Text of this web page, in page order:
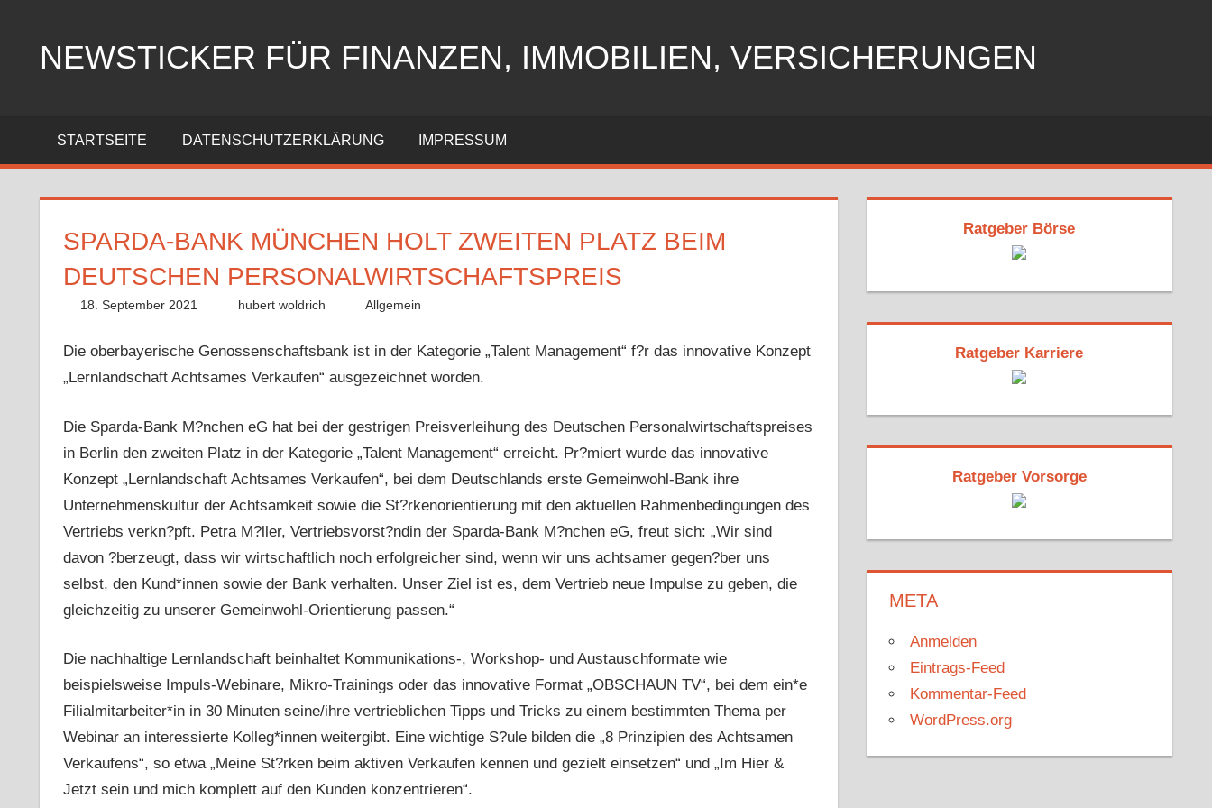
springenNEWSTICKER FÜR FINANZEN, IMMOBILIEN, VERSICHERUNGEN
STARTSEITE DATENSCHUTZERKLÄRUNG IMPRESSUM
SPARDA-BANK MÜNCHEN HOLT ZWEITEN PLATZ BEIM
DEUTSCHEN PERSONALWIRTSCHAFTSPREIS
18. September 2021 hubert woldrich Allgemein
Die oberbayerische Genossenschaftsbank ist in der Kategorie „Talent Management“ f?r das innovative Konzept
„Lernlandschaft Achtsames Verkaufen“ ausgezeichnet worden.
Die Sparda-Bank M?nchen eG hat bei der gestrigen Preisverleihung des Deutschen Personalwirtschaftspreises
in Berlin den zweiten Platz in der Kategorie „Talent Management“ erreicht. Pr?miert wurde das innovative
Konzept „Lernlandschaft Achtsames Verkaufen“, bei dem Deutschlands erste Gemeinwohl-Bank ihre
Unternehmenskultur der Achtsamkeit sowie die St?rkenorientierung mit den aktuellen Rahmenbedingungen des
Vertriebs verkn?pft. Petra M?ller, Vertriebsvorst?ndin der Sparda-Bank M?nchen eG, freut sich: „Wir sind
davon ?berzeugt, dass wir wirtschaftlich noch erfolgreicher sind, wenn wir uns achtsamer gegen?ber uns
selbst, den Kund*innen sowie der Bank verhalten. Unser Ziel ist es, dem Vertrieb neue Impulse zu geben, die
gleichzeitig zu unserer Gemeinwohl-Orientierung passen.“
Die nachhaltige Lernlandschaft beinhaltet Kommunikations-, Workshop- und Austauschformate wie
beispielsweise Impuls-Webinare, Mikro-Trainings oder das innovative Format „OBSCHAUN TV“, bei dem ein*e
Filialmitarbeiter*in in 30 Minuten seine/ihre vertrieblichen Tipps und Tricks zu einem bestimmten Thema per
Webinar an interessierte Kolleg*innen weitergibt. Eine wichtige S?ule bilden die „8 Prinzipien des Achtsamen
Verkaufens“, so etwa „Meine St?rken beim aktiven Verkaufen kennen und gezielt einsetzen“ und „Im Hier &
Jetzt sein und mich komplett auf den Kunden konzentrieren“.
Ratgeber Börse
Ratgeber Karriere
Ratgeber Vorsorge
META
Anmelden
Eintrags-Feed
Kommentar-Feed
WordPress.org